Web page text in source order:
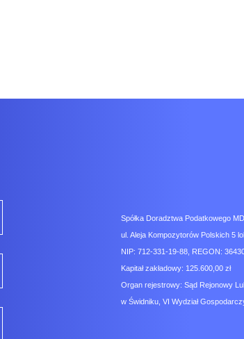
Spółka Doradztwa Podatkowego
ul. Aleja Kompozytorów Polskich 5
NIP: 712-331-19-88, REGON:
Kapitał zakładowy: 125.600,00 zł
Organ rejestrowy: Sąd Rejonowy
w Świdniku, VI Wydział